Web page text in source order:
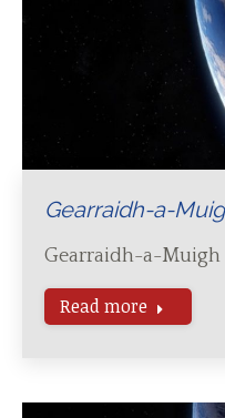
Gearraidh-a-
Read more